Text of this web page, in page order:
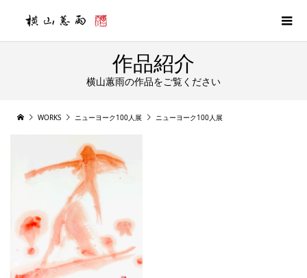
作品紹介
横山蕙雨の作品をご覧ください
WORKS ニューヨーク100人展 ニューヨーク100人展